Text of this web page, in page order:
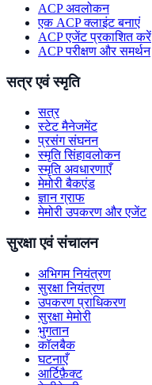
ACP अवलोकन
एक ACP क्लाइंट बनाएं
ACP एजेंट प्रकाशित करें
ACP परीक्षण और समर्थन
सत्र एवं स्मृति
सत्र
स्टेट मैनेजमेंट
प्रसंग संघनन
स्मृति सिंहावलोकन
स्मृति अवधारणाएँ
मेमोरी बैकएंड
ज्ञान ग्राफ
मेमोरी उपकरण और एजेंट
सुरक्षा एवं संचालन
अभिगम नियंत्रण
सुरक्षा नियंत्रण
उपकरण प्राधिकरण
सुरक्षा मेमोरी
भुगतान
कॉलबैक
घटनाएँ
आर्टिफ़ैक्ट